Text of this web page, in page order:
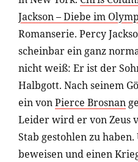
Jackson – Diebe im Olymp
Romanserie. Percy
scheinbar ein ganz
nicht weiß: Er ist der
Halbgott. Nach seinem
ein vonPierce Brosnan
Leider wird er von Zeus
Stab gestohlen zu
beweisen und einen